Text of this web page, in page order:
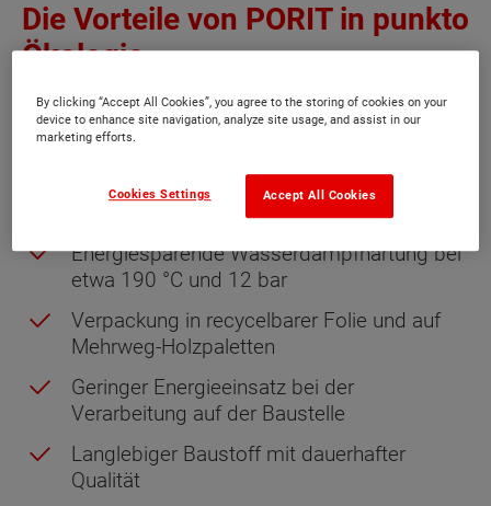
Die Vorteile von PORIT in punkto
Ökologie
Verwendung der natürlichen Rohstoffe
Sand, Kalk, Wasser und Zement
Geringer Rohstoffbedarf – aus 1 m³ fester
Rohstoffe werden 5 m³ PORIT-Porenbeton
Energiesparende Wasserdampfhärtung bei
etwa 190 °C und 12 bar
Verpackung in recycelbarer Folie und auf
Mehrweg-Holzpaletten
Geringer Energieeinsatz bei der
Verarbeitung auf der Baustelle
Langlebiger Baustoff mit dauerhafter
Qualität
By clicking “Accept All Cookies”, you agree to the storing of cookies on your
device to enhance site navigation, analyze site usage, and assist in our
marketing efforts.
Accept All Cookies
Cookies Settings